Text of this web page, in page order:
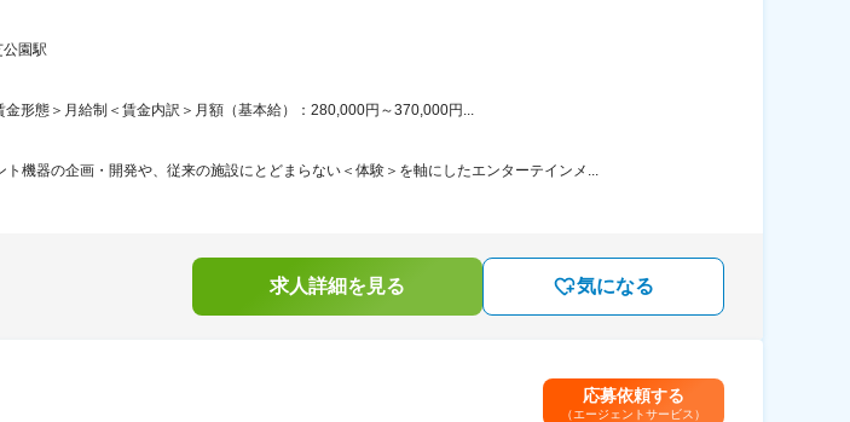
園駅
形態＞月給制＜賃金内訳＞月額（基本給）：280,000円～370,000円...
機器の企画・開発や、従来の施設にとどまらない＜体験＞を軸にしたエンターテインメ...
求人詳細を見る 気になる
応募依頼する
（エージェントサービス）